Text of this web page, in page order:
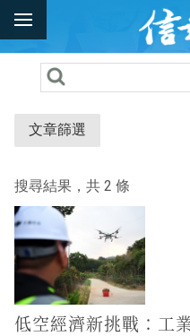
文章篩選
搜尋結果，共 2 條
低空經濟新挑戰：工